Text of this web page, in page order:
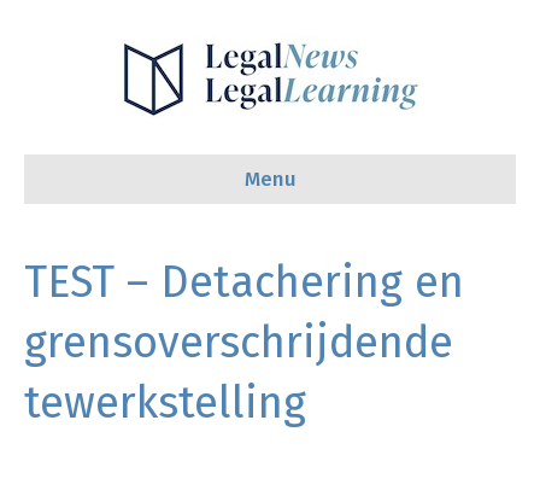
Menu
TEST – Detachering en
grensoverschrijdende
tewerkstelling